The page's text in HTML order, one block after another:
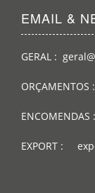
EMAIL &
GERAL :
EXPORT :